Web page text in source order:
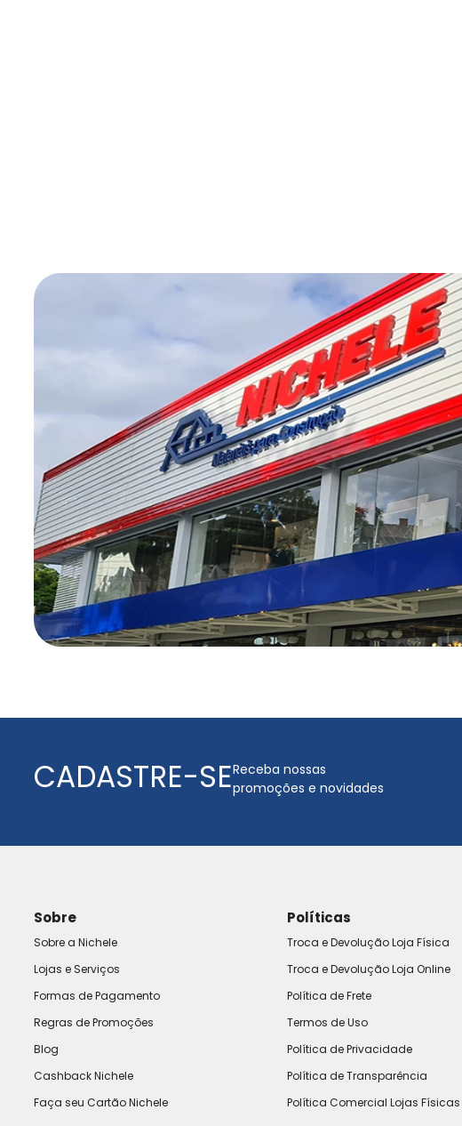
CADASTRE-SEReceba nossas
promoções e novidades
Sobre
Sobre a Nichele
Lojas e Serviços
Formas de Pagamento
Regras de Promoções
Blog
Cashback Nichele
Faça seu Cartão Nichele
Políticas
Troca e Devolução Loja Física
Troca e Devolução Loja Online
Política de Frete
Termos de Uso
Política de Privacidade
Política de Transparência
Política Comercial Lojas Físicas